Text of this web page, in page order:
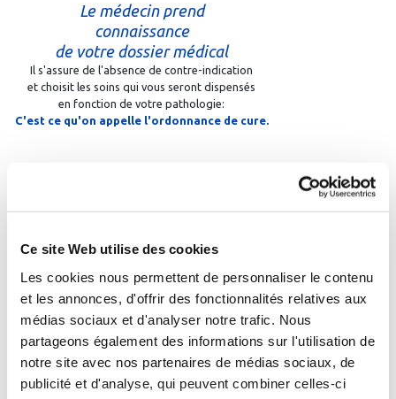
Ce site Web utilise des cookies
Les cookies nous permettent de personnaliser le contenu
et les annonces, d'offrir des fonctionnalités relatives aux
médias sociaux et d'analyser notre trafic. Nous
partageons également des informations sur l'utilisation de
notre site avec nos partenaires de médias sociaux, de
publicité et d'analyse, qui peuvent combiner celles-ci
Le médecin prend
connaissance
de votre dossier médical
Il s'assure de l'absence de contre-indication
et choisit les soins qui vous seront dispensés
en fonction de votre pathologie:
C'est ce qu'on appelle l'ordonnance de cure.
04
La cure peut commencer !
l'établissement établit votre planning détaillé.
Il comprend l'horaire de vos soins et rythmera